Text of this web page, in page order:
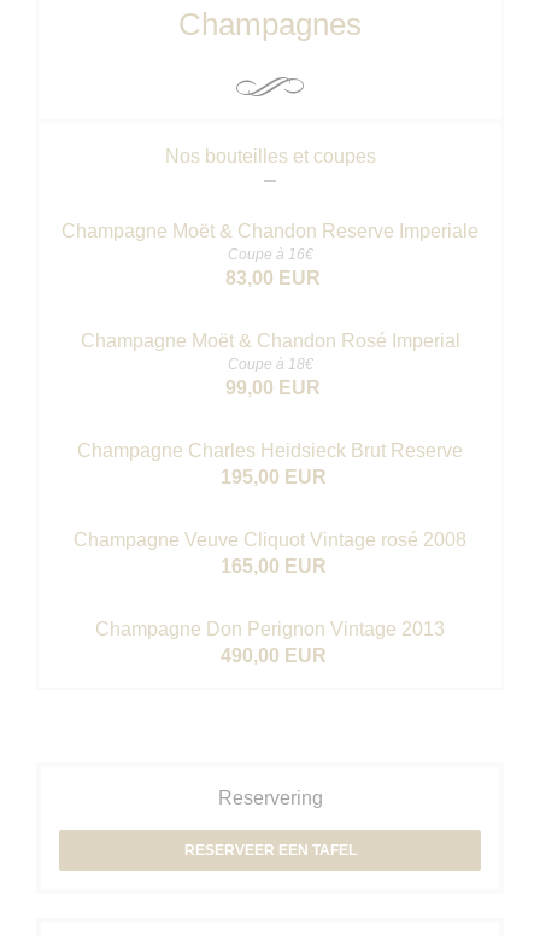
Champagnes
Nos bouteilles et coupes
Champagne Moët & Chandon Reserve Imperiale
Coupe à 16€
83,00 EUR
Champagne Moët & Chandon Rosé Imperial
Coupe à 18€
99,00 EUR
Champagne Charles Heidsieck Brut Reserve
195,00 EUR
Champagne Veuve Cliquot Vintage rosé 2008
165,00 EUR
Champagne Don Perignon Vintage 2013
490,00 EUR
Reservering
RESERVEER EEN TAFEL